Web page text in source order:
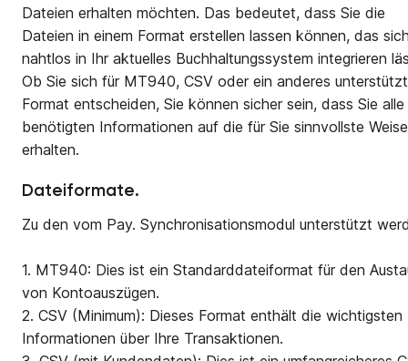
Dateien erhalten möchten. Das bedeutet, dass Sie die
Dateien in einem Format erstellen lassen können, das
nahtlos in Ihr aktuelles Buchhaltungssystem integrieren
Ob Sie sich für MT940, CSV oder ein anderes
Format entscheiden, Sie können sicher sein, dass Sie alle
benötigten Informationen auf die für Sie sinnvollste Weise
erhalten.
Dateiformate.
Zu den vom Pay. Synchronisationsmodul unterstützt
1. MT940: Dies ist ein Standarddateiformat für den
von Kontoauszügen.
2. CSV (Minimum): Dieses Format enthält die wichtigsten
Informationen über Ihre Transaktionen.